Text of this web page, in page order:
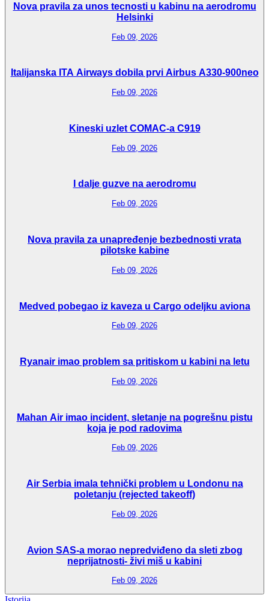
Nova pravila za unos tecnosti u kabinu na aerodromu
Helsinki
Feb 09, 2026
Italijanska ITA Airways dobila prvi Airbus A330-900neo
Feb 09, 2026
Kineski uzlet COMAC-a C919
Feb 09, 2026
I dalje guzve na aerodromu
Feb 09, 2026
Nova pravila za unapređenje bezbednosti vrata
pilotske kabine
Feb 09, 2026
Medved pobegao iz kaveza u Cargo odeljku aviona
Feb 09, 2026
Ryanair imao problem sa pritiskom u kabini na letu
Feb 09, 2026
Mahan Air imao incident, sletanje na pogrešnu pistu
koja je pod radovima
Feb 09, 2026
Air Serbia imala tehnički problem u Londonu na
poletanju (rejected takeoff)
Feb 09, 2026
Avion SAS-a morao nepredviđeno da sleti zbog
neprijatnosti- živi miš u kabini
Feb 09, 2026